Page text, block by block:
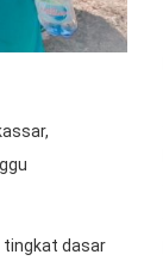
tingkat dasar